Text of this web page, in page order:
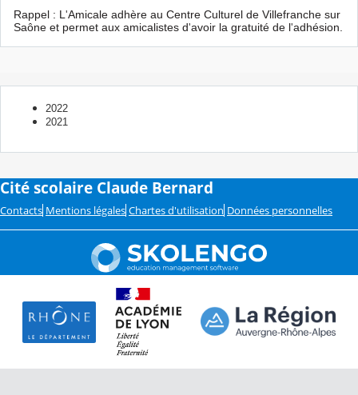
Rappel : L 'Amicale adhère au Centre Culturel de Villefranche sur
Saône et permet aux amicalistes d'avoir la gratuité de l'adhésion.
2022
2021
Cité scolaire Claude Bernard
Contacts Mentions légales Chartes d'utilisation Données personnelles